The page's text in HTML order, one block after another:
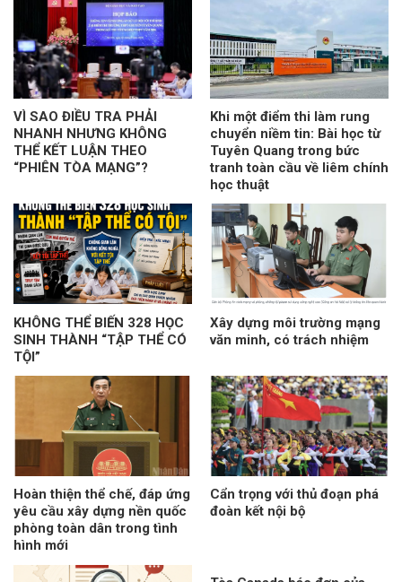
VÌ SAO ĐIỀU TRA PHẢI
NHANH NHƯNG KHÔNG
THỂ KẾT LUẬN THEO
“PHIÊN TÒA MẠNG”?
Khi một điểm thi làm rung
chuyển niềm tin: Bài học từ
Tuyên Quang trong bức
tranh toàn cầu về liêm chính
học thuật
KHÔNG THỂ BIẾN 328 HỌC
SINH THÀNH “TẬP THỂ CÓ
TỘI”
Xây dựng môi trường mạng
văn minh, có trách nhiệm
Hoàn thiện thể chế, đáp ứng
yêu cầu xây dựng nền quốc
phòng toàn dân trong tình
hình mới
Cẩn trọng với thủ đoạn phá
đoàn kết nội bộ